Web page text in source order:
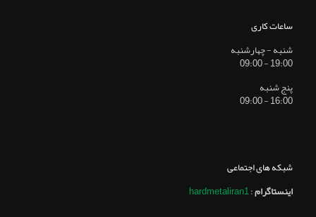
ساعات کاری
شنبه - چهارشنبه
19:00 - 09:00
پنج شنبه
16:00 - 09:00
شبکه های اجتماعی
اینستاگرام:
hardmetaliran1